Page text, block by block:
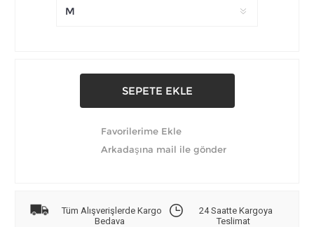
Tüm Alışverişlerde Kargo
Bedava
24 Saatte Kargoya
Teslimat